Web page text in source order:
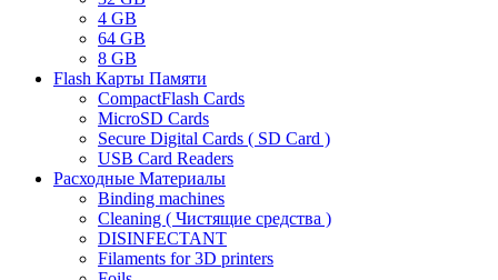
4 GB
64 GB
8 GB
Flash Карты Памяти
CompactFlash Cards
MicroSD Cards
Secure Digital Cards ( SD Card )
USB Card Readers
Расходные Материалы
Binding machines
Cleaning ( Чистящие средства )
DISINFECTANT
Filaments for 3D printers